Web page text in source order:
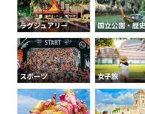
ラグジュアリー 国立公園・歴
スポーツ 女子旅